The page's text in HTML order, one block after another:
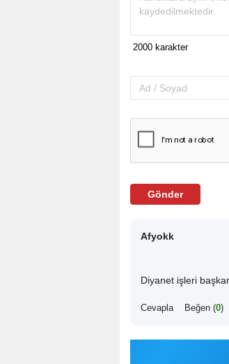
Gönder
Afyokk
Diyanet işleri
Cevapla Beğen (0)